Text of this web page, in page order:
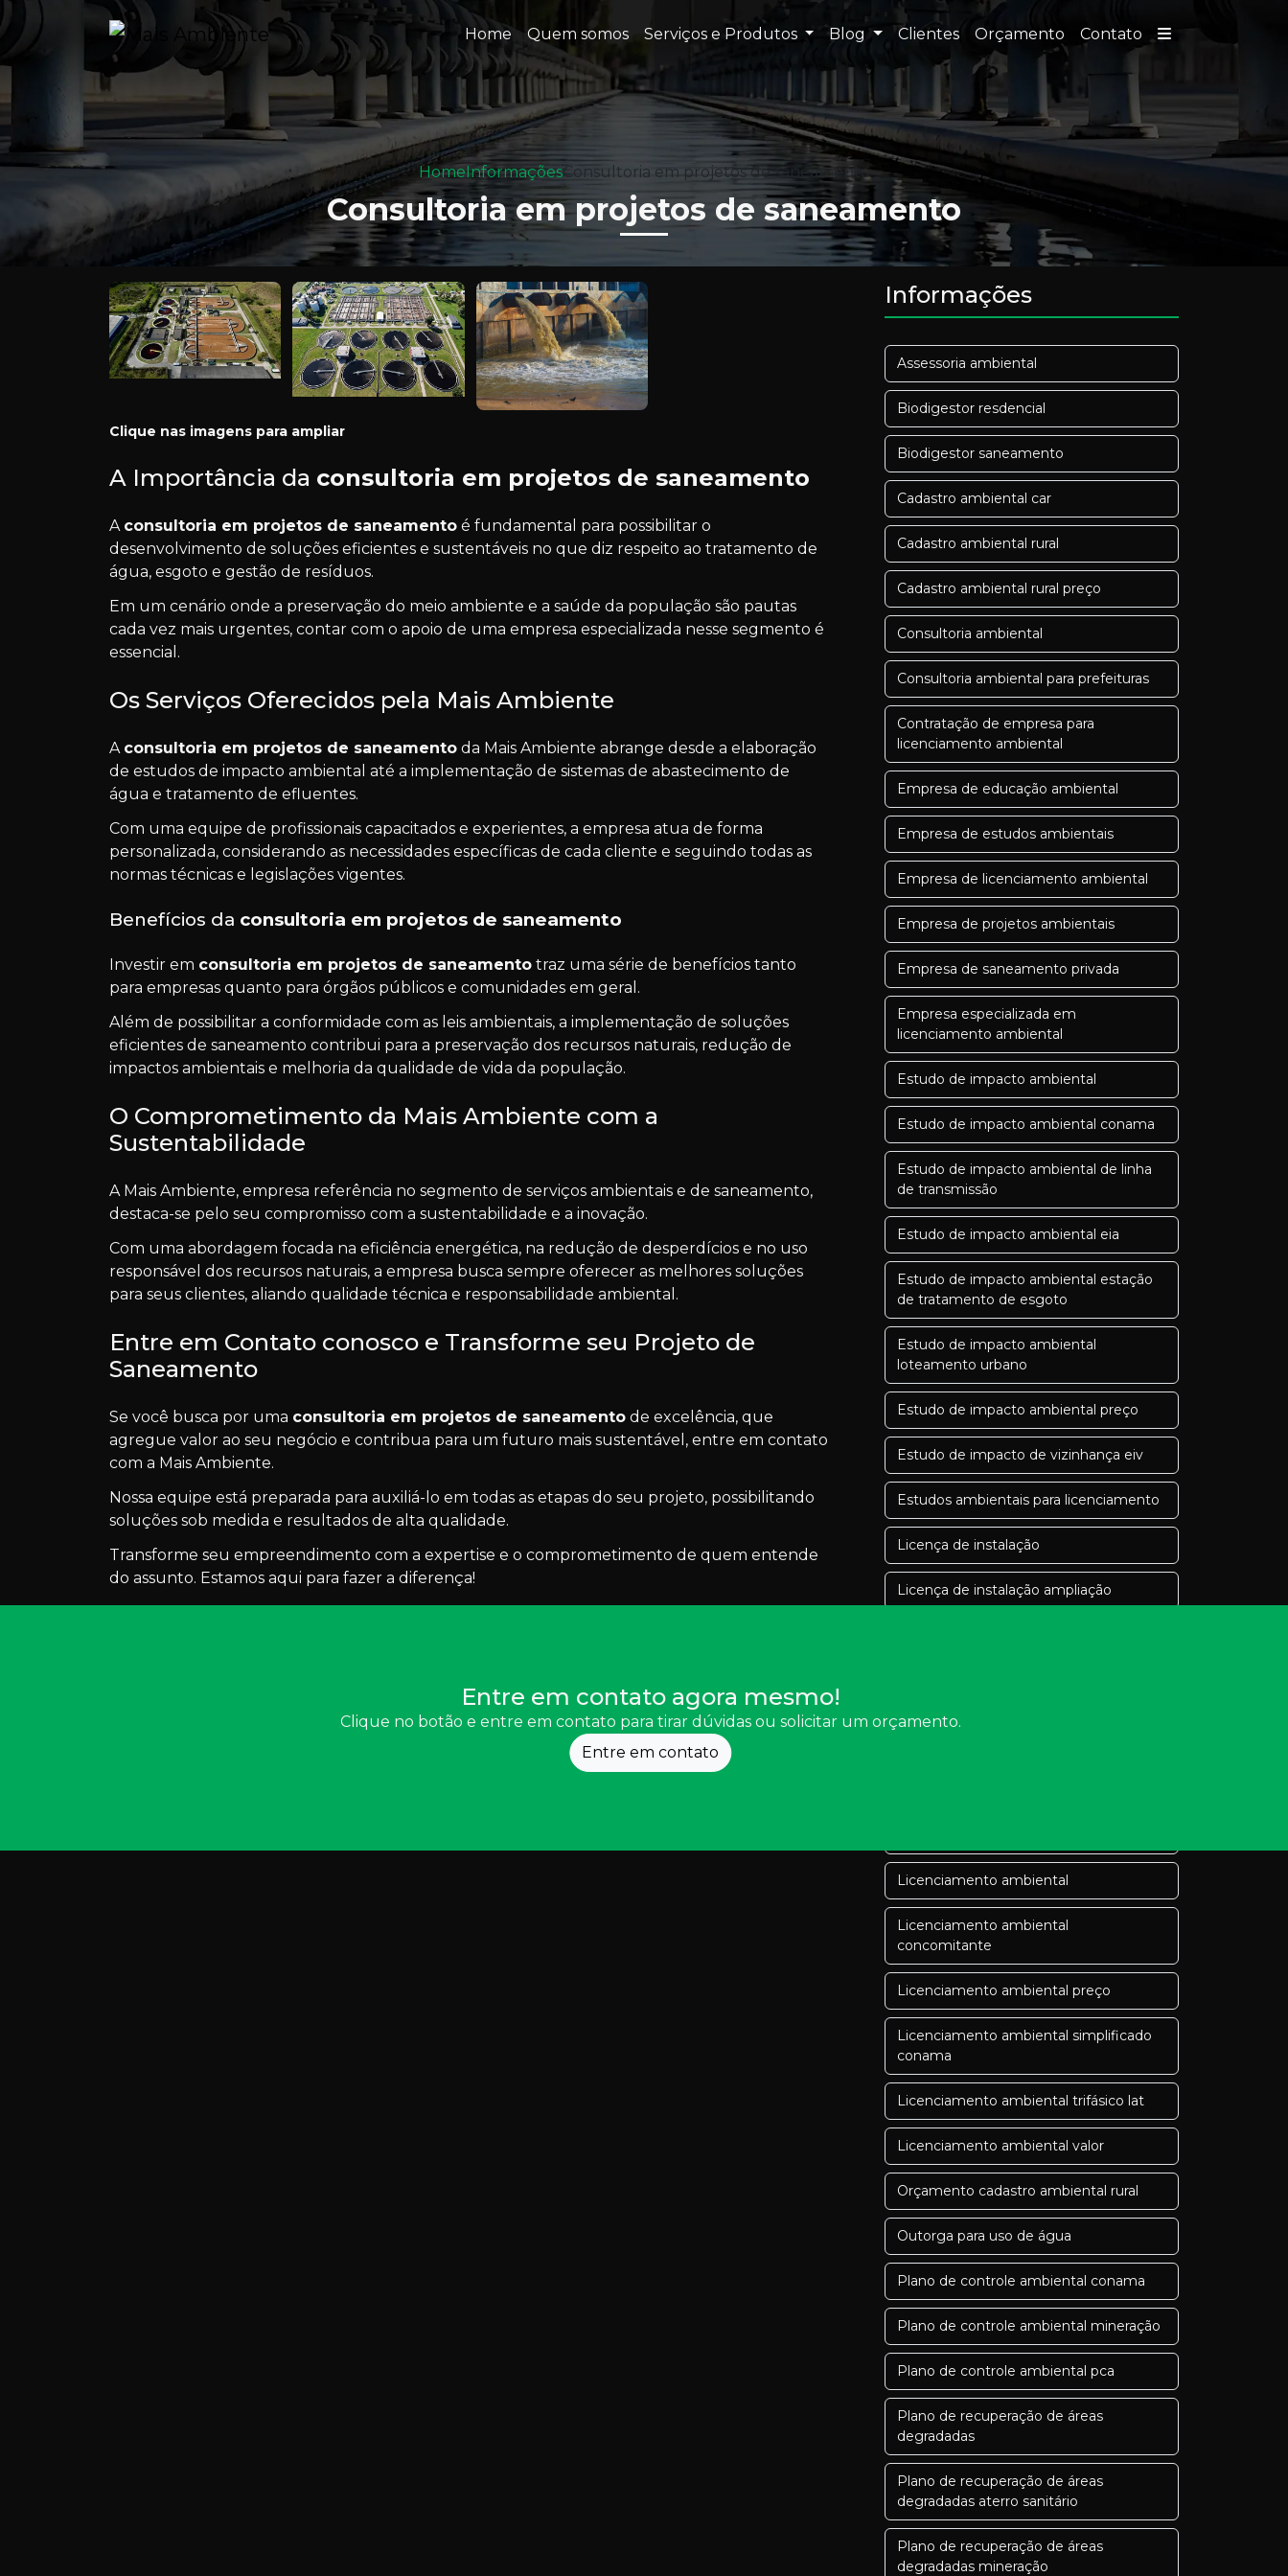
Home Quem somos Serviços e Produtos Blog Clientes Orçamento Contato
HomeInformaçõesConsultoria em projetos de saneamento
Consultoria em projetos de saneamento
Clique nas imagens para ampliar
A Importância da consultoria em projetos de saneamento
A consultoria em projetos de saneamento é fundamental para possibilitar o
desenvolvimento de soluções eficientes e sustentáveis no que diz respeito ao tratamento de
água, esgoto e gestão de resíduos.
Em um cenário onde a preservação do meio ambiente e a saúde da população são pautas
cada vez mais urgentes, contar com o apoio de uma empresa especializada nesse segmento é
essencial.
Os Serviços Oferecidos pela Mais Ambiente
A consultoria em projetos de saneamento da Mais Ambiente abrange desde a elaboração
de estudos de impacto ambiental até a implementação de sistemas de abastecimento de
água e tratamento de efluentes.
Com uma equipe de profissionais capacitados e experientes, a empresa atua de forma
personalizada, considerando as necessidades específicas de cada cliente e seguindo todas as
normas técnicas e legislações vigentes.
Benefícios da consultoria em projetos de saneamento
Investir em consultoria em projetos de saneamento traz uma série de benefícios tanto
para empresas quanto para órgãos públicos e comunidades em geral.
Além de possibilitar a conformidade com as leis ambientais, a implementação de soluções
eficientes de saneamento contribui para a preservação dos recursos naturais, redução de
impactos ambientais e melhoria da qualidade de vida da população.
O Comprometimento da Mais Ambiente com a
Sustentabilidade
A Mais Ambiente, empresa referência no segmento de serviços ambientais e de saneamento,
destaca-se pelo seu compromisso com a sustentabilidade e a inovação.
Com uma abordagem focada na eficiência energética, na redução de desperdícios e no uso
responsável dos recursos naturais, a empresa busca sempre oferecer as melhores soluções
para seus clientes, aliando qualidade técnica e responsabilidade ambiental.
Entre em Contato conosco e Transforme seu Projeto de
Saneamento
Se você busca por uma consultoria em projetos de saneamento de excelência, que
agregue valor ao seu negócio e contribua para um futuro mais sustentável, entre em contato
com a Mais Ambiente.
Nossa equipe está preparada para auxiliá-lo em todas as etapas do seu projeto, possibilitando
soluções sob medida e resultados de alta qualidade.
Transforme seu empreendimento com a expertise e o comprometimento de quem entende
do assunto. Estamos aqui para fazer a diferença!
Entre em contato agora mesmo!
Clique no botão e entre em contato para tirar dúvidas ou solicitar um orçamento.
Entre em contato
Informações
Assessoria ambiental
Biodigestor resdencial
Biodigestor saneamento
Cadastro ambiental car
Cadastro ambiental rural
Cadastro ambiental rural preço
Consultoria ambiental
Consultoria ambiental para prefeituras
Contratação de empresa para
licenciamento ambiental
Empresa de educação ambiental
Empresa de estudos ambientais
Empresa de licenciamento ambiental
Empresa de projetos ambientais
Empresa de saneamento privada
Empresa especializada em
licenciamento ambiental
Estudo de impacto ambiental
Estudo de impacto ambiental conama
Estudo de impacto ambiental de linha
de transmissão
Estudo de impacto ambiental eia
Estudo de impacto ambiental estação
de tratamento de esgoto
Estudo de impacto ambiental
loteamento urbano
Estudo de impacto ambiental preço
Estudo de impacto de vizinhança eiv
Estudos ambientais para licenciamento
Licença de instalação
Licença de instalação ampliação
Licença de instalação li
Licenciamento ambiental
Licenciamento ambiental
concomitante
Licenciamento ambiental preço
Licenciamento ambiental simplificado
conama
Licenciamento ambiental trifásico lat
Licenciamento ambiental valor
Orçamento cadastro ambiental rural
Outorga para uso de água
Plano de controle ambiental conama
Plano de controle ambiental mineração
Plano de controle ambiental pca
Plano de recuperação de áreas
degradadas
Plano de recuperação de áreas
degradadas aterro sanitário
Plano de recuperação de áreas
degradadas mineração